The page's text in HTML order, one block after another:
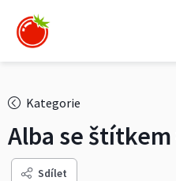
Kategorie
Alba se štítkem
Sdílet